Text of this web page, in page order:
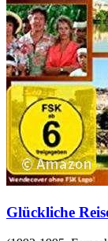
Glückliche